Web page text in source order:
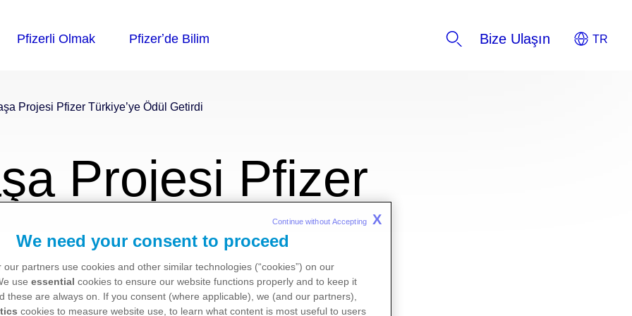
Bize Ulaşın
Projesi Pfizer Türkiye’ye Ödül Getirdi
Projesi Pfizer
Getirdi
We need your consent to proceed
our partners use cookies and other similar technologies (“cookies”) on our
use essential cookies to ensure our website functions properly and to keep it
these are always on. If you consent (where applicable), we (and our partners),
cookies to measure website use, to learn what content is most useful to users
Continue without Accepting X